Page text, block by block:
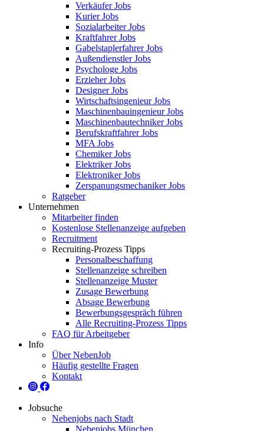
Verkäufer Jobs
Kurier Jobs
Sozialarbeiter Jobs
Kraftfahrer Jobs
Gabelstaplerfahrer Jobs
Außendienstler Jobs
Psychologe Jobs
Erzieher Jobs
Designer Jobs
Wirtschaftsingenieur Jobs
Maschinenbauingenieur Jobs
Maschinenbautechniker Jobs
Berufskraftfahrer Jobs
MFA Jobs
Chemiker Jobs
Elektriker Jobs
Elektroniker Jobs
Zerspanungsmechaniker Jobs
Ratgeber
Unternehmen
Mitarbeiter finden
Kostenlose Stellenanzeige aufgeben
Recruitment
Recruiting-Prozess Tipps
Personalbeschaffung
Stellenanzeige schreiben
Stellenanzeige Muster
Zusage Bewerbung
Absage Bewerbung
Bewerbungsgespräch führen
Alle Recruiting-Prozess Tipps
FAQ für Arbeitgeber
Info
Über NebenJob
Häufig gestellte Fragen
Kontakt
Jobsuche
Nebenjobs nach Stadt
Nebenjobs München